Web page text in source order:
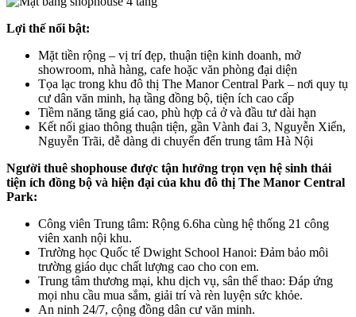
Lợi thế nổi bật:
Mặt tiền rộng – vị trí đẹp, thuận tiện kinh doanh, mở
showroom, nhà hàng, cafe hoặc văn phòng đại diện
Tọa lạc trong khu đô thị The Manor Central Park – nơi quy tụ
cư dân văn minh, hạ tầng đồng bộ, tiện ích cao cấp
Tiềm năng tăng giá cao, phù hợp cả ở và đầu tư dài hạn
Kết nối giao thông thuận tiện, gần Vành đai 3, Nguyễn Xiển,
Nguyễn Trãi, dễ dàng di chuyển đến trung tâm Hà Nội
Người thuê shophouse được tận hưởng trọn vẹn hệ sinh thái
tiện ích đồng bộ và hiện đại của khu đô thị The Manor Central
Park:
Công viên Trung tâm: Rộng 6.6ha cùng hệ thống 21 công
viên xanh nội khu.
Trường học Quốc tế Dwight School Hanoi: Đảm bảo môi
trường giáo dục chất lượng cao cho con em.
Trung tâm thương mại, khu dịch vụ, sân thể thao: Đáp ứng
mọi nhu cầu mua sắm, giải trí và rèn luyện sức khỏe.
An ninh 24/7, cộng đồng dân cư văn minh.